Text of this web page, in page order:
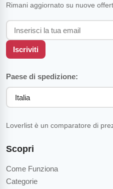
Scopri
Come Funziona
Categorie
Rimani aggiornato su nuove
Iscriviti
Paese di spedizione:
Loverlist è un comparatore di